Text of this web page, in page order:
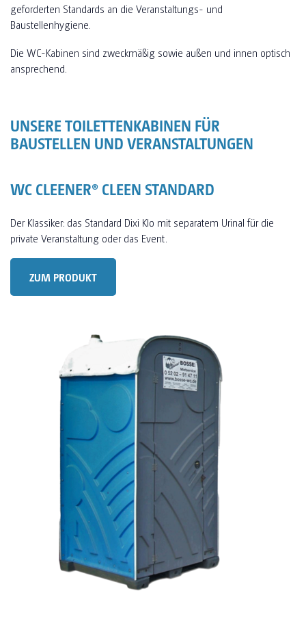
geforderten Standards an die Veranstaltungs- und
Baustellenhygiene.
Die WC-Kabinen sind zweckmäßig sowie außen und innen optisch
ansprechend.
UNSERE TOILETTENKABINEN FÜR
BAUSTELLEN UND VERANSTALTUNGEN
WC CLEENER® CLEEN STANDARD
Der Klassiker: das Standard Dixi Klo mit separatem Urinal für die
private Veranstaltung oder das Event.
ZUM PRODUKT